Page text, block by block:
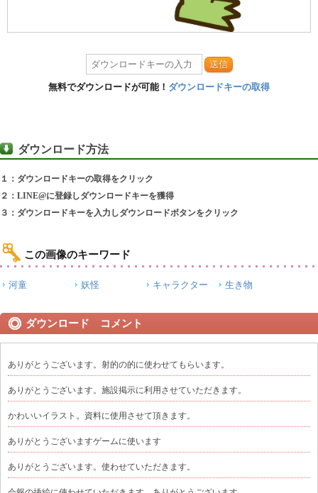
送信
無料でダウンロードが可能！ ダウンロードキーの取得
ダウンロード方法
１：ダウンロードキーの取得をクリック
２：LINE@に登録しダウンロードキーを獲得
３：ダウンロードキーを入力しダウンロードボタンをクリック
この画像のキーワード
河童 妖怪 キャラクター 生き物
ダウンロード コメント
ありがとうございます。射的の的に使わせてもらいます。
ありがとうございます。施設掲示に利用させていただきます。
かわいいイラスト。資料に使用させて頂きます。
ありがとうございますゲームに使います
ありがとうございます。使わせていただきます。